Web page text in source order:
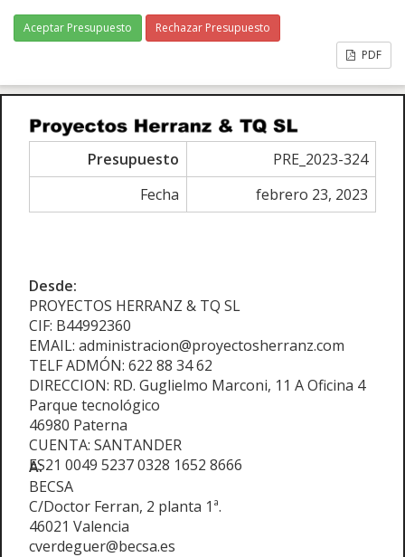
Aceptar Presupuesto
Rechazar Presupuesto
PDF
Presupuesto
PRE_2023-324
Fecha
febrero 23, 2023
Desde:
PROYECTOS HERRANZ & TQ SL
CIF: B44992360
EMAIL: administracion@proyectosherranz.com
TELF ADMÓN: 622 88 34 62
DIRECCION: RD. Guglielmo Marconi, 11 A Oficina 4
Parque tecnológico
46980 Paterna
CUENTA: SANTANDER
ES21 0049 5237 0328 1652 8666
A:
BECSA
C/Doctor Ferran, 2 planta 1ª.
46021 Valencia
cverdeguer@becsa.es